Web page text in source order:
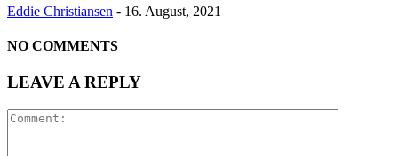
Eddie Christiansen - 16. August, 2021
NO COMMENTS
LEAVE A REPLY